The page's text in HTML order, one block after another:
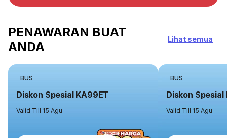
PENAWARAN BUAT
ANDA
Lihat semua
BUS
Diskon Spesial KA99ET
Valid Till 15 Agu
BUS
Diskon Spesial
Valid Till 15 Agu